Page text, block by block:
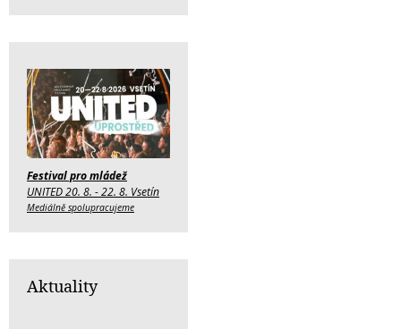
Festival pro mládež
UNITED 20. 8. - 22. 8. Vsetín
Mediálně spolupracujeme
Aktuality